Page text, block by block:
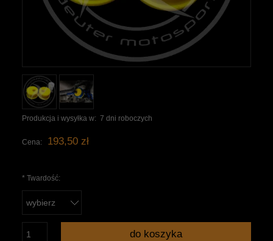
Produkcja i wysyłka w: 7 dni roboczych
Cena: 193,50 zł
* Twardość:
do koszyka